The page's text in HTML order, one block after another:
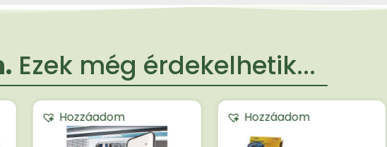
Ezek még érdekelhetik...
Hozzáadom Hozzáadom